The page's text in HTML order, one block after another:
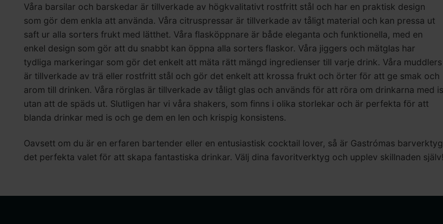
Våra barsilar och barskedar är tillverkade av högkvalitativt rostfritt stål och har en praktisk design
som gör dem enkla att använda. Våra citruspressar är tillverkade av tåligt material och kan pressa ut
saft ur alla sorters frukt med lätthet. Våra flasköppnare är både eleganta och funktionella, med en
enkel design som gör att du snabbt kan öppna alla sorters flaskor. Våra jiggers och mätglas har
tydliga markeringar som gör det enkelt att mäta rätt mängd ingredienser till varje drink. Våra muddlers
är tillverkade av trä eller rostfritt stål och gör det enkelt att krossa frukt och örter för att ge smak och
arom till drinken. Våra rörglas är tillverkade av tåligt glas och används för att röra om drinkarna med is
utan att de späds ut. Slutligen har vi våra shakers, som finns i olika storlekar och är perfekta för att
blanda drinkar med is och ge dem en len och krispig konsistens.
Oavsett om du är en erfaren bartender eller en entusiastisk cocktail lover, så är Gastrómas barverktyg
det perfekta valet för att skapa fantastiska drinkar. Välj dina favoritverktyg och upplev skillnaden